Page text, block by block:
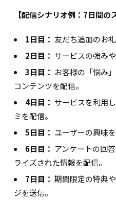
【配信シナリオ例：7日間の
1日目： 友だち追加のお
2日目： サービスの強み
3日目： お客様の「悩み
コンテンツを配信。
4日目： サービスを利用
ミを配信。
5日目： ユーザーの興味
6日目： アンケートの回
ライズされた情報を配信。
7日目： 期間限定の特典
ジを送信。